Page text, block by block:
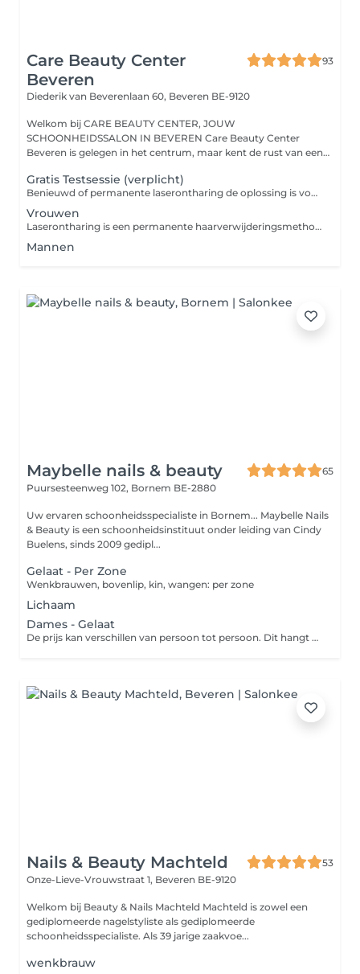
Care Beauty Center
Beveren
93
Diederik van Beverenlaan 60, Beveren BE-9120
Welkom bij CARE BEAUTY CENTER, JOUW
SCHOONHEIDSSALON IN BEVEREN Care Beauty Center
Beveren is gelegen in het centrum, maar kent de rust van een
Gratis Testsessie (verplicht)
Benieuwd of permanente laserontharing de oplossing is voor jouw? Tijdens een GRATIS analyse met het EF Laser Care apparaat analyseer ik je huid- en haartype. Vervolgens voer ik een test uit op een kleine zone. Zo heb je al eens een eerste ervaring met de laserbehandeling.
Vrouwen
Laserontharing is een permanente haarverwijderingsmethode die zich richt op het vernietigen van de haarzakjes. Zo kunnen er in het behandelde gebied geen haren meer groeien.
Mannen
Maybelle nails & beauty
65
Puursesteenweg 102, Bornem BE-2880
Uw ervaren schoonheidsspecialiste in Bornem... Maybelle Nails
& Beauty is een schoonheidsinstituut onder leiding van Cindy
Buelens, sinds 2009 gedipl...
Gelaat - Per Zone
Wenkbrauwen, bovenlip, kin, wangen: per zone
Lichaam
Dames - Gelaat
De prijs kan verschillen van persoon tot persoon. Dit hangt af van de te behandelen zone, het haartype, de hoeveelheid haar, etc... Normaal heeft een zone 5 tot 8 behandelingen nodig. U betaalt bij ons het maximum voor 10 behandelingen. Indien er toch meer behandelingen nodig zijn, is dit geheel op onze kosten. Deze kosten zijn een indicatie.
Nails & Beauty Machteld
53
Onze-Lieve-Vrouwstraat 1, Beveren BE-9120
Welkom bij Beauty & Nails Machteld Machteld is zowel een
gediplomeerde nagelstyliste als gediplomeerde
schoonheidsspecialiste. Als 39 jarige zaakvoe...
wenkbrauw